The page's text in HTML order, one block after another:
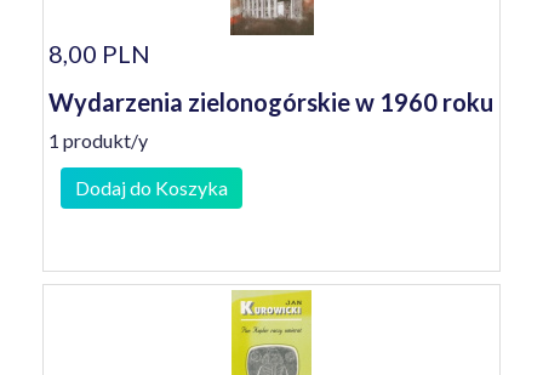
8,00 PLN
Wydarzenia zielonogórskie w 1960 roku
1 produkt/y
Dodaj do Koszyka